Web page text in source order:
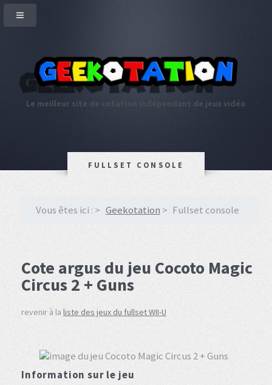
Le meilleur site de cotation indépendant de jeux vidéo
FULLSET CONSOLE
Vous êtes ici : Geekotation Fullset console
Cote argus du jeu Cocoto Magic
Circus 2 + Guns
revenir à la liste des jeux du fullset WII-U
Information sur le jeu